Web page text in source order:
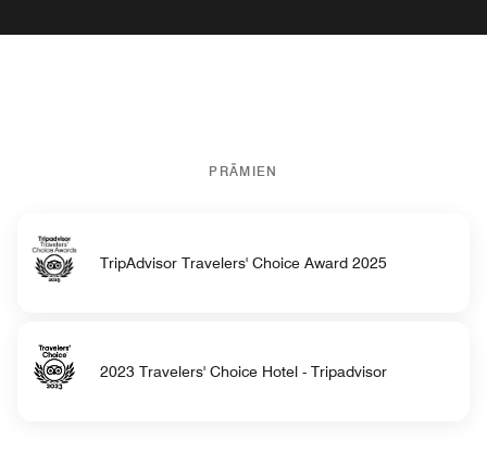
PRÄMIEN
TripAdvisor Travelers' Choice Award 2025
2023 Travelers' Choice Hotel - Tripadvisor